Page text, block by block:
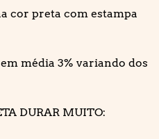
cor preta com estampa
média 3% variando dos
DURAR MUITO: